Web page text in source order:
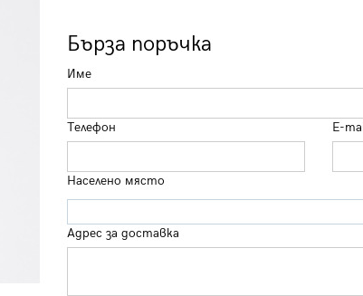
Бърза поръчка
Име
Телефон E-
Населено място
Адрес за доставка